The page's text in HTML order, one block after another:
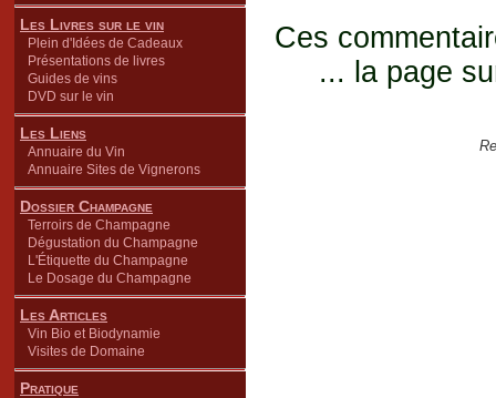
Les Livres sur le vin
Plein d'Idées de Cadeaux
Présentations de livres
Guides de vins
DVD sur le vin
Les Liens
Annuaire du Vin
Annuaire Sites de Vignerons
Dossier Champagne
Terroirs de Champagne
Dégustation du Champagne
L'Étiquette du Champagne
Le Dosage du Champagne
Les Articles
Vin Bio et Biodynamie
Visites de Domaine
Pratique
Ces
... la page